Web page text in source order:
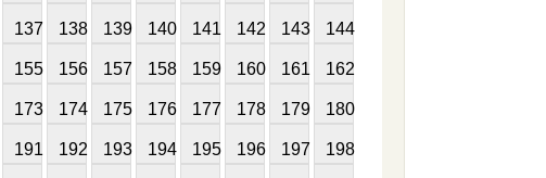
137 138 139 140 141 142 143 144
155 156 157 158 159 160 161 162
173 174 175 176 177 178 179 180
191 192 193 194 195 196 197 198